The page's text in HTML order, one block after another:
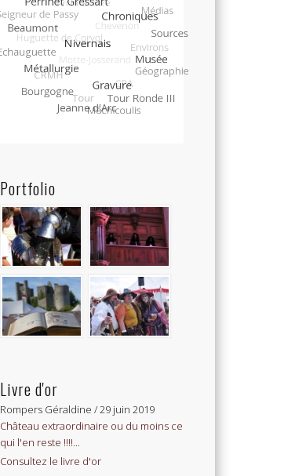
Portfolio
Livre d'or
Emmanuel/25 septembre 2017
Joachim, notre 3ème fils, est allé à vos
médiévales et...
Consultez le livre d'or